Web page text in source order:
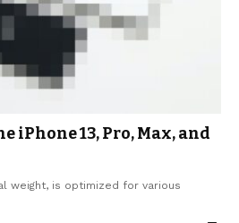
iPhone 13, Pro, Max, and
weight, is optimized for various